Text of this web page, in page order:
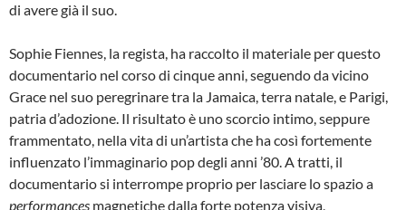
di avere già il suo.
Sophie Fiennes, la regista, ha raccolto il materiale per questo
documentario nel corso di cinque anni, seguendo da vicino
Grace nel suo peregrinare tra la Jamaica, terra natale, e Parigi,
patria d’adozione. Il risultato è uno scorcio intimo, seppure
frammentato, nella vita di un’artista che ha così fortemente
influenzato l’immaginario pop degli anni ’80. A tratti, il
documentario si interrompe proprio per lasciare lo spazio a
performances magnetiche dalla forte potenza visiva,